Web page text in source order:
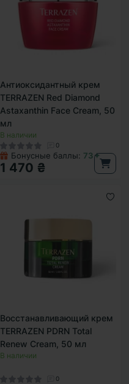
Антиоксидантный крем
TERRAZEN Red Diamond
Astaxanthin Face Cream, 50
мл
В наличии
0
Бонусные баллы: 73✦
1 470 ₴
Восстанавливающий крем
TERRAZEN PDRN Total
Renew Cream, 50 мл
В наличии
0